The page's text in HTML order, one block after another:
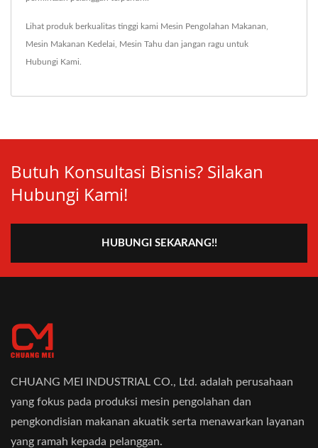
Lihat produk berkualitas tinggi kami Mesin Pengolahan Makanan
Mesin Makanan Kedelai Mesin Tahu dan jangan ragu untuk
Hubungi Kami
Butuh Konsultasi Bisnis? Silakan
Hubungi Kami!
HUBUNGI SEKARANG!!
CHUANG MEI INDUSTRIAL CO., Ltd. adalah perusahaan
yang fokus pada produksi mesin pengolahan dan
pengkondisian makanan akuatik serta menawarkan layanan
yang ramah kepada pelanggan.